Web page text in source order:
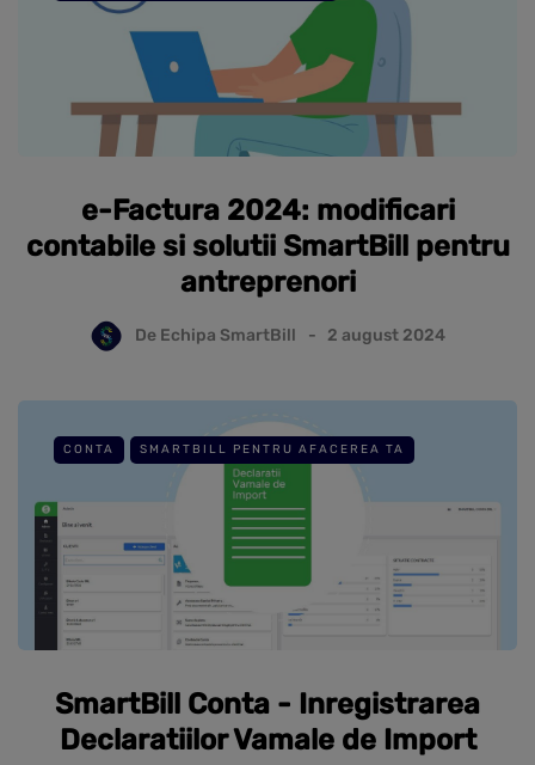
e-Factura 2024: modificari
contabile si solutii SmartBill pentru
antreprenori
De Echipa SmartBill 2 august 2024
CONTA SMARTBILL PENTRU AFACEREA TA
SmartBill Conta - Inregistrarea
Declaratiilor Vamale de Import